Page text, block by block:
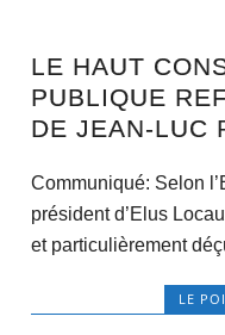
LE HAUT
PUBLIQUE
DE JEAN-LUC
Communiqué: Selon
président d’Elus
et particulièrement
LE